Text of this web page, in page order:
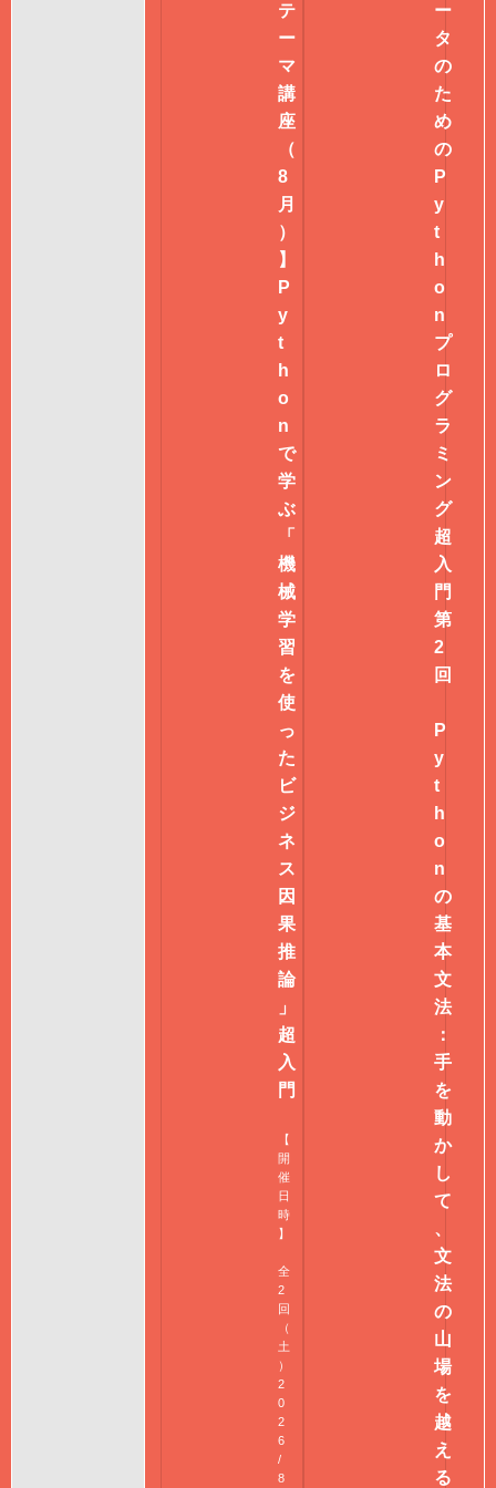
テ
ー
マ
講
座
（
8
月
）
】
P
y
t
h
o
n
で
学
ぶ
「
機
械
学
習
を
使
っ
た
ビ
ジ
ネ
ス
因
果
推
論
」
超
入
門
【
開
催
日
時
】
全
2
回
（
土
）
2
0
2
6
/
8
ー
タ
の
た
め
の
P
y
t
h
o
n
プ
ロ
グ
ラ
ミ
ン
グ
超
入
門
第
2
回
P
y
t
h
o
n
の
基
本
文
法
：
手
を
動
か
し
て
、
文
法
の
山
場
を
越
え
る